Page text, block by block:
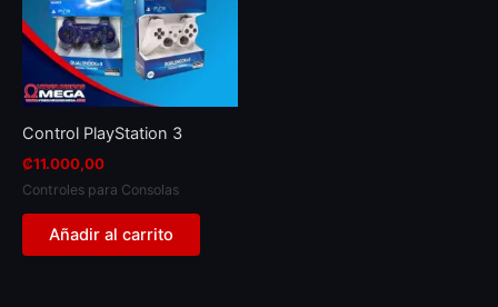
Control PlayStation 3
₡11.000,00
Controles para Consolas
Añadir al carrito